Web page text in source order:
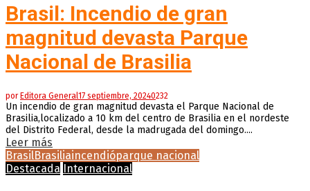
Brasil: Incendio de gran
magnitud devasta Parque
Nacional de Brasilia
porEditora General17 septiembre, 20240232
Un incendio de gran magnitud devasta el Parque Nacional de
Brasilia,localizado a 10 km del centro de Brasilia en el nordeste
del Distrito Federal, desde la madrugada del domingo....
Leer más
BrasilBrasiliaincendióparque nacional
Destacada Internacional